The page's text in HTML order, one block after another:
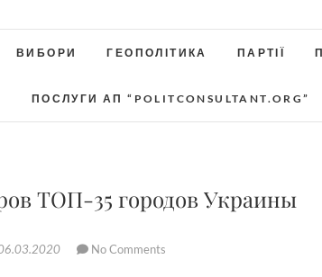
ВИБОРИ ГЕОПОЛІТИКА ПАРТІЇ
ПОСЛУГИ АП “POLITCONSULTANT.ORG”
ТОП-35 городов Украины
No Comments